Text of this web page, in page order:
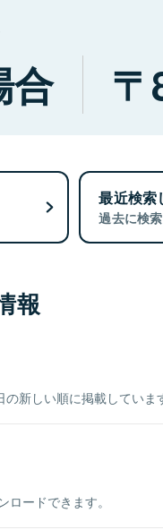
合
最近検索
過去に検
報
新しい順に掲載していま
ードできます。